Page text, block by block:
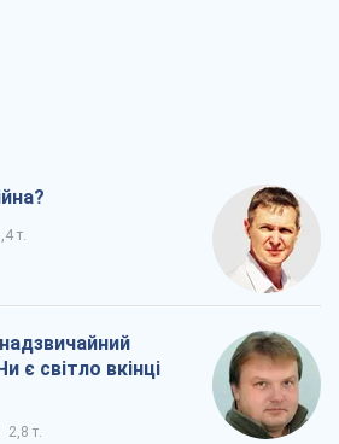
т.
є світло вкінці
2,8 т.